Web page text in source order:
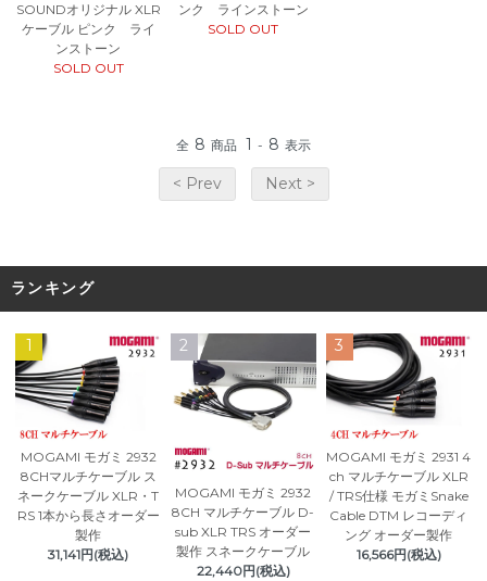
SOUNDオリジナル XLR
ケーブル ピンク ライ
ンストーン
SOLD OUT
ンク ラインストーン
SOLD OUT
全 8 商品 1 - 8 表示
< Prev Next >
ランキング
1
MOGAMI モガミ 2932
8CHマルチケーブル ス
ネークケーブル XLR・T
RS 1本から長さオーダー
製作
31,141円(税込)
2
MOGAMI モガミ 2932
8CH マルチケーブル D-
sub XLR TRS オーダー
製作 スネークケーブル
22,440円(税込)
3
MOGAMI モガミ 2931 4
ch マルチケーブル XLR
/ TRS仕様 モガミSnake
Cable DTM レコーディ
ング オーダー製作
16,566円(税込)